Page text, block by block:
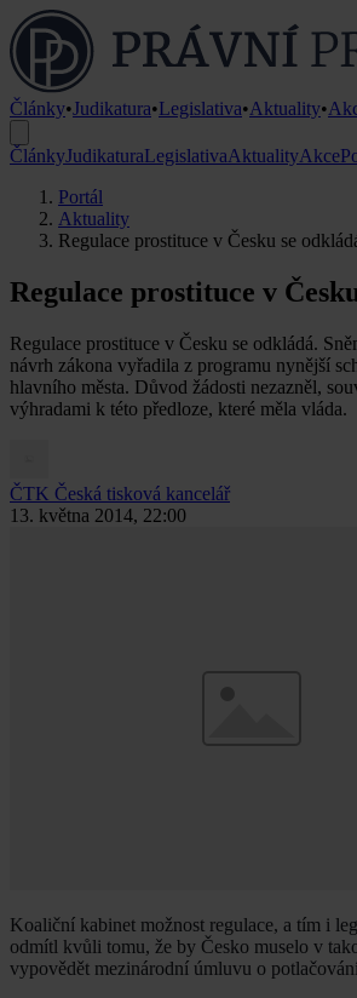
Články•Judikatura•Legislativa•Aktuality•
ČlánkyJudikaturaLegislativaAktualityAkce
Portál
Aktuality
Regulace prostituce v Česku se
Regulace prostituce v
Regulace prostituce v Česku se odkládá.
návrh zákona vyřadila z programu nynější
hlavního města. Důvod žádosti nezazněl,
výhradami k této předloze, které měla vláda.
ČTK Česká tisková kancelář
13. května 2014, 22:00
Koaliční kabinet možnost regulace, a tím i
odmítl kvůli tomu, že by Česko muselo v
vypovědět mezinárodní úmluvu o